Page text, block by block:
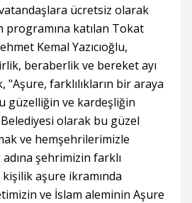
ücretsiz olarak
programına katılan Tokat
Kemal Yazıcıoğlu,
beraberlik ve bereket ayı
farklılıkların bir araya
güzelliğin ve kardeşliğin
olarak bu güzel
ve hemşehrilerimizle
şehrimizin farklı
aşure ikramında
ve İslam aleminin Aşure